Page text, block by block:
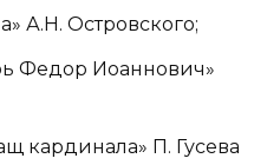
А.Н. Островского;
Федор Иоаннович»
кардинала» П. Гусева